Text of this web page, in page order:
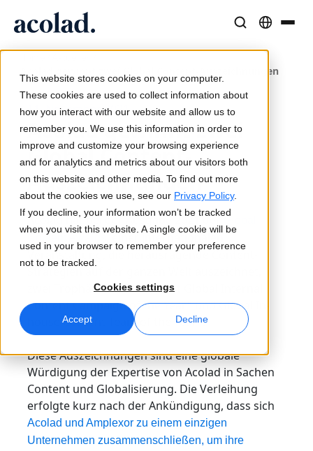
This website stores cookies on your computer.
These cookies are used to collect information about
how you interact with our website and allow us to
remember you. We use this information in order to
improve and customize your browsing experience
and for analytics and metrics about our visitors both
on this website and other media. To find out more
about the cookies we use, see our Privacy Policy.
If you decline, your information won’t be tracked
when you visit this website. A single cookie will be
used in your browser to remember your preference
not to be tracked.
Cookies settings
Accept Decline
Übersetzung
KI-Geschwindigkeit, menschliche Präzision
Dolmetschen
Nahtlose Kommunikation überall
Medien und Unterhaltung
Bringen Sie Geschichten auf jeden Bildschirm
Beratung und Outsourcing
Weltweit erreichen und konvertieren
Transkription
Audio in verwertbare Ergebnisse umwandeln
Lia Translate
Sofortige, markenkonsistente Übersetzungen
Lia Live
Dolmetschen neu definiert
Übersetzungs-APIs und Konnektoren
Nahtlose Integration in Ihre Workflows
KI-Dolmetschen
AI-gestützte Qualitätsprüfungen
KI-basiertes Voiceover
Effizientes AI-Dubbing in großem Umfang
Erfolgsgeschichten
Reale Ergebnisse bei unseren Kunden
Artikel
Experteneinschätzungen zu globalen Inhalten
E-Books
Detaillierte Leitfäden und Strategien
Webinare auf Abruf
Über Acolad
Nachhaltigkeit
Partner
Neuigkeiten
Veranstaltungen
Standorte
Acolad gewinnt zwei Global Content-Auszeichnungen
11. November 2021
Acolad gewinnt zwei
Global Content-
Auszeichnungen
Acolad hat bei der Ausgabe 2021 der
Content Awards , einer internationalen
Veranstaltung, die herausragende Content-
zwei Trophäen erhalten: Best Global Internal
Content Campaign of the Year" und Global In-
house Content Team of the Year".
Diese Auszeichnungen sind eine globale
Würdigung der Expertise von Acolad in Sachen
Content und Globalisierung. Die Verleihung
erfolgte kurz nach der Ankündigung, dass sich
Acolad und Amplexor zu einem einzigen
Unternehmen zusammenschließen, um ihre